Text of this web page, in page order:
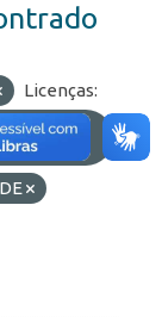
Licenças:
do